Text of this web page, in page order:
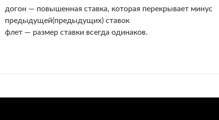
догон — повышенная ставка, которая перекрывает минус
предыдущей(предыдущих) ставок
флет — размер ставки всегда одинаков.